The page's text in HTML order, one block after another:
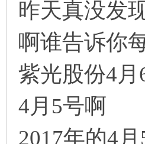
昨天真没发
啊谁告诉你
紫光股份4月
4月5号啊
2017年的4